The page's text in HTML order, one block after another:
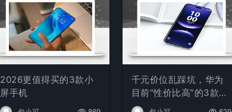
2026更值得买的3款小
屏手机
千元价位乱踩坑，华为
目前“性价比高”的3款手
机